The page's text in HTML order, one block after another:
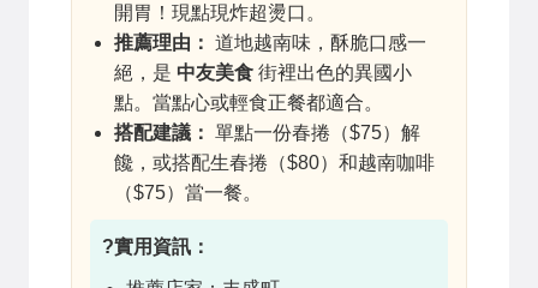
開胃！現點現炸超燙口。
推薦理由： 道地越南味，酥脆口感一
絕，是 中友美食 街裡出色的異國小
點。當點心或輕食正餐都適合。
搭配建議： 單點一份春捲（$75）解
饞，或搭配生春捲（$80）和越南咖啡
（$75）當一餐。
?實用資訊：